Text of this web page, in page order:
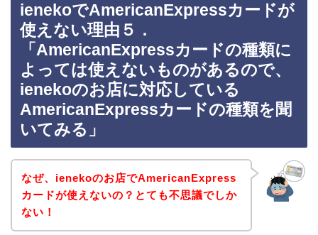
ienekoでAmericanExpressカードが
使えない理由５．
「AmericanExpressカードの種類に
よっては使えないものがあるので、
ienekoのお店に対応している
AmericanExpressカードの種類を聞
いてみる」
なぜ、ienekoのお店でAmericanExpress
カードが使えないの？とても不思議でしか
ない！